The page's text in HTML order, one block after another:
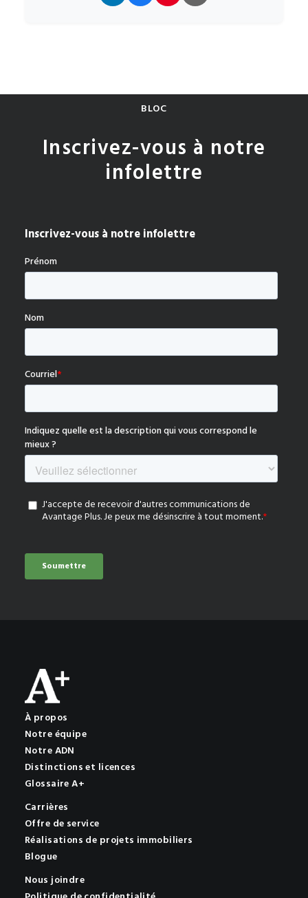
BLOC
Inscrivez-vous à notre
infolettre
À propos
Notre équipe
Notre ADN
Distinctions et licences
Glossaire A+
Carrières
Offre de service
Réalisations de projets immobiliers
Blogue
Nous joindre